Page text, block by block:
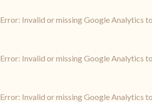
Error: Invalid or missing Google Analytics
Error: Invalid or missing Google Analytics
Error: Invalid or missing Google Analytics